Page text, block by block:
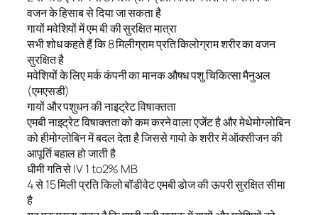
वजन के हिसाब से दिया जा सकता है
गायों मवेशियों में एम बी की सुरक्षित मात्रा
सभी शोध कहते हैं कि 8 मिलीग्राम प्रति किलोग्राम शरीर का वजन
सुरक्षित है
मवेशियों के लिए मर्क कंपनी का मानक औषध पशु चिकित्सा मैनुअल
(एमएसडी)
गायों और पशुधन की नाइट्रेट विषाक्तता
एमबी नाइट्रेट विषाक्तता को कम करने वाला एजेंट है और मेथेमोग्लोबिन
को हीमोग्लोबिन में बदल देता है जिससे गायो के शरीर में ऑक्सीजन की
आपूर्ति बहाल हो जाती है
धीमी गति से IV 1 to2% MB
4 से 15 मिली प्रति किलो बॉडीवेट एमबी डोज की ऊपरी सुरक्षित सीमा
है